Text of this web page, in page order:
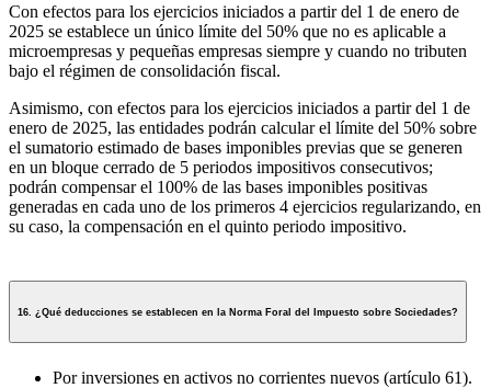
Con efectos para los ejercicios iniciados a partir del 1 de enero de
2025 se establece un único límite del 50% que no es aplicable a
microempresas y pequeñas empresas siempre y cuando no tributen
bajo el régimen de consolidación fiscal.
Asimismo, con efectos para los ejercicios iniciados a partir del 1 de
enero de 2025, las entidades podrán calcular el límite del 50% sobre
el sumatorio estimado de bases imponibles previas que se generen
en un bloque cerrado de 5 periodos impositivos consecutivos;
podrán compensar el 100% de las bases imponibles positivas
generadas en cada uno de los primeros 4 ejercicios regularizando, en
su caso, la compensación en el quinto periodo impositivo.
16. ¿Qué deducciones se establecen en la Norma Foral del Impuesto sobre Sociedades?
Por inversiones en activos no corrientes nuevos (artículo 61).